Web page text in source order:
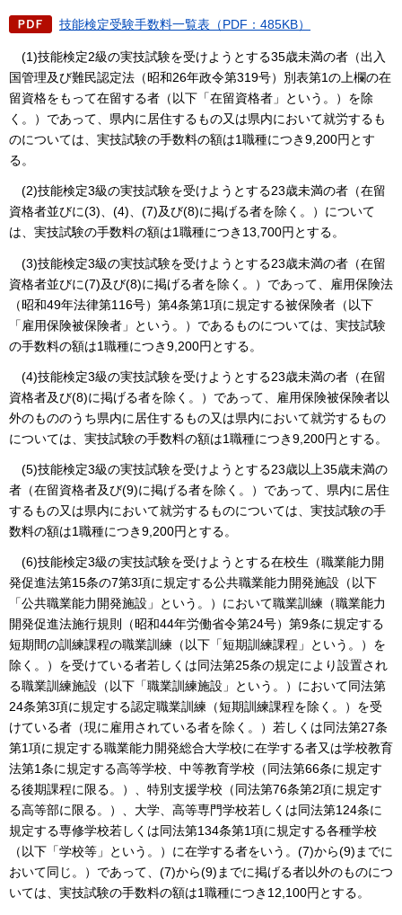
技能検定受験手数料一覧表（PDF：485KB）
(1)技能検定2級の実技試験を受けようとする35歳未満の者（出入
国管理及び難民認定法（昭和26年政令第319号）別表第1の上欄の在
留資格をもって在留する者（以下「在留資格者」という。）を除
く。）であって、県内に居住するもの又は県内において就労するも
のについては、実技試験の手数料の額は1職種につき9,200円とす
る。
(2)技能検定3級の実技試験を受けようとする23歳未満の者（在留
資格者並びに(3)、(4)、(7)及び(8)に掲げる者を除く。）について
は、実技試験の手数料の額は1職種につき13,700円とする。
(3)技能検定3級の実技試験を受けようとする23歳未満の者（在留
資格者並びに(7)及び(8)に掲げる者を除く。）であって、雇用保険法
（昭和49年法律第116号）第4条第1項に規定する被保険者（以下
「雇用保険被保険者」という。）であるものについては、実技試験
の手数料の額は1職種につき9,200円とする。
(4)技能検定3級の実技試験を受けようとする23歳未満の者（在留
資格者及び(8)に掲げる者を除く。）であって、雇用保険被保険者以
外のもののうち県内に居住するもの又は県内において就労するもの
については、実技試験の手数料の額は1職種につき9,200円とする。
(5)技能検定3級の実技試験を受けようとする23歳以上35歳未満の
者（在留資格者及び(9)に掲げる者を除く。）であって、県内に居住
するもの又は県内において就労するものについては、実技試験の手
数料の額は1職種につき9,200円とする。
(6)技能検定3級の実技試験を受けようとする在校生（職業能力開
発促進法第15条の7第3項に規定する公共職業能力開発施設（以下
「公共職業能力開発施設」という。）において職業訓練（職業能力
開発促進法施行規則（昭和44年労働省令第24号）第9条に規定する
短期間の訓練課程の職業訓練（以下「短期訓練課程」という。）を
除く。）を受けている者若しくは同法第25条の規定により設置され
る職業訓練施設（以下「職業訓練施設」という。）において同法第
24条第3項に規定する認定職業訓練（短期訓練課程を除く。）を受
けている者（現に雇用されている者を除く。）若しくは同法第27条
第1項に規定する職業能力開発総合大学校に在学する者又は学校教育
法第1条に規定する高等学校、中等教育学校（同法第66条に規定す
る後期課程に限る。）、特別支援学校（同法第76条第2項に規定す
る高等部に限る。）、大学、高等専門学校若しくは同法第124条に
規定する専修学校若しくは同法第134条第1項に規定する各種学校
（以下「学校等」という。）に在学する者をいう。(7)から(9)までに
おいて同じ。）であって、(7)から(9)までに掲げる者以外のものにつ
いては、実技試験の手数料の額は1職種につき12,100円とする。